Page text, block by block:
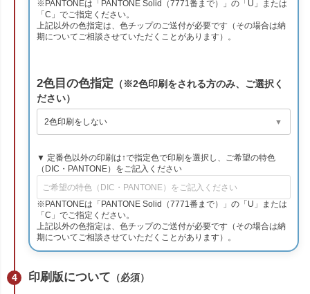
※PANTONEは「PANTONE Solid（7771番まで）」の「U」または
「C」でご指定ください。
上記以外の色指定は、色チップのご送付が必要です（その場合は納
期についてご相談させていただくことがあります）。
2色目の色指定 （※2色印刷をされる方のみ、ご選択く
ださい）
▼ 定番色以外の印刷は↑で指定色で印刷を選択し、ご希望の特色
（DIC・PANTONE）をご記入ください
※PANTONEは「PANTONE Solid（7771番まで）」の「U」または
「C」でご指定ください。
上記以外の色指定は、色チップのご送付が必要です（その場合は納
期についてご相談させていただくことがあります）。
印刷版について （必須）